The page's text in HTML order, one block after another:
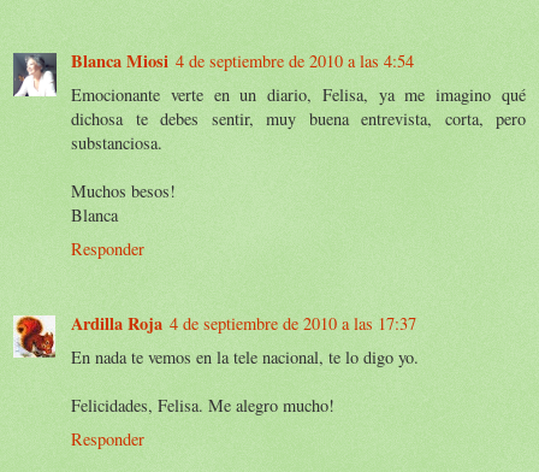
Blanca Miosi 4 de septiembre de 2010 a las 4:54
Emocionante verte en un diario, Felisa, ya me imagino qué
dichosa te debes sentir, muy buena entrevista, corta, pero
substanciosa.
Muchos besos!
Blanca
Responder
Ardilla Roja 4 de septiembre de 2010 a las 17:37
En nada te vemos en la tele nacional, te lo digo yo.
Felicidades, Felisa. Me alegro mucho!
Responder